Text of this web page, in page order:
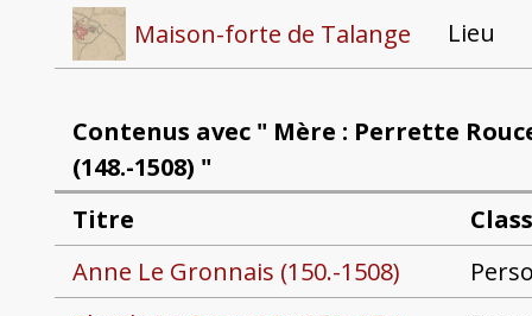
Maison-forte de Talange
Lieu
Contenus avec " Mère : Perrette
(148.-1508) "
Titre
Anne Le Gronnais (150.-1508)